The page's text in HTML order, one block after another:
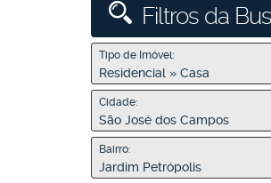
Filtros da
Tipo de Imóvel:
Residencial » Casa
Cidade:
São José dos Campos
Bairro:
Jardim Petrópolis